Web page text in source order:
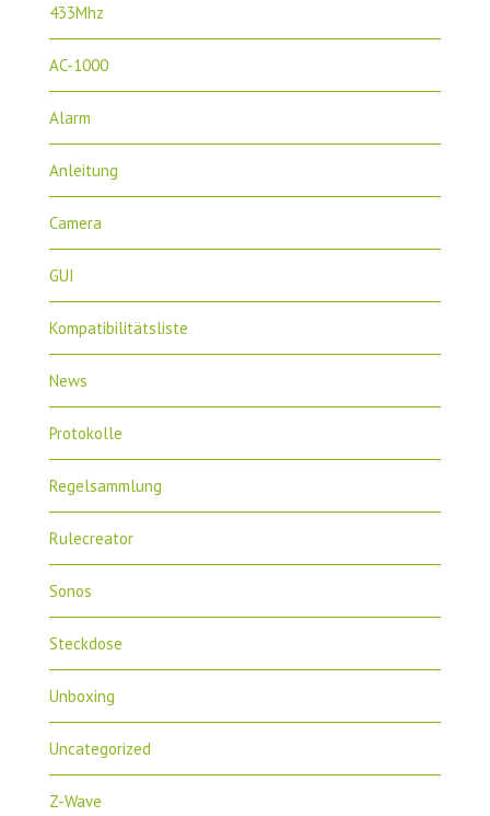
433Mhz
AC-1000
Alarm
Anleitung
Camera
GUI
Kompatibilitätsliste
News
Protokolle
Regelsammlung
Rulecreator
Sonos
Steckdose
Unboxing
Uncategorized
Z-Wave